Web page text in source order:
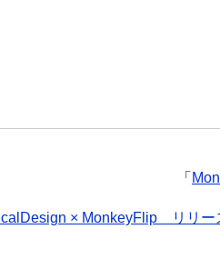
「
× MonkeyFlip リリー